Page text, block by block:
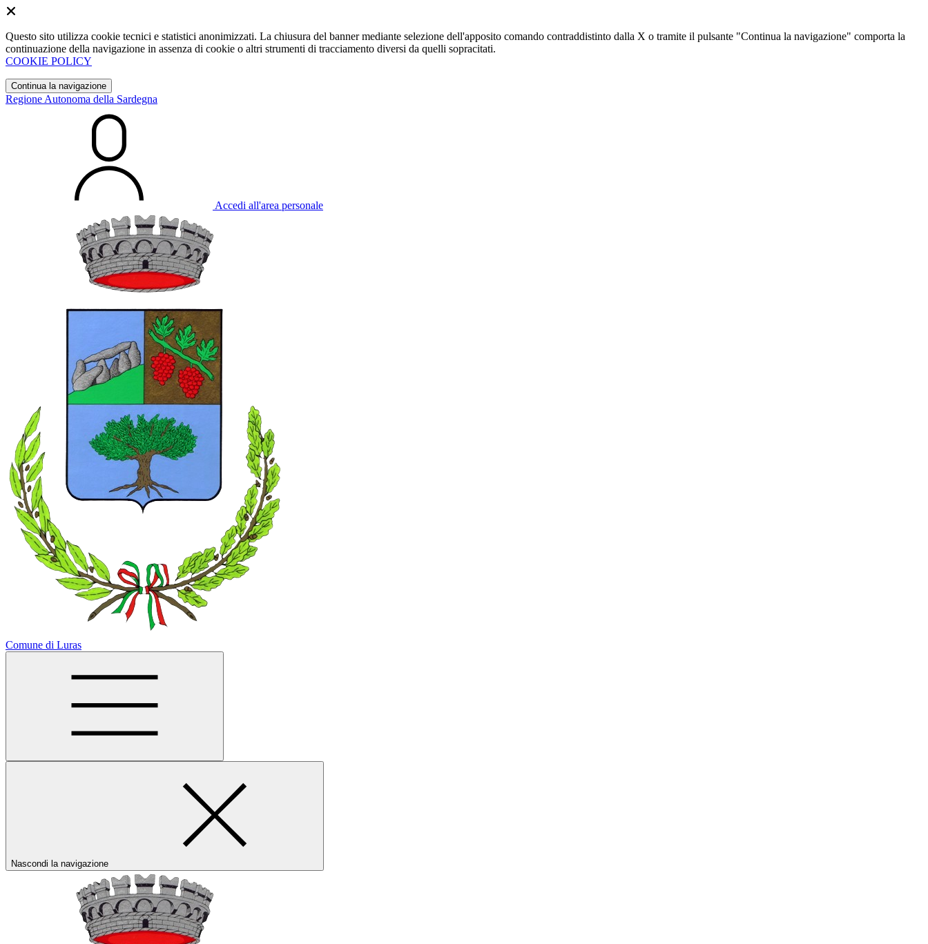
Questo sito utilizza cookie tecnici e statistici anonimizzati. La chiusura del banner mediante selezione dell'apposito comando contraddistinto dalla X o tramite il pulsante "Continua la navigazione" comporta la
continuazione della navigazione in assenza di cookie o altri strumenti di tracciamento diversi da quelli sopracitati.
COOKIE POLICY
Continua la navigazione
Regione Autonoma della Sardegna
Accedi all'area personale
Comune di Luras
Nascondi la navigazione